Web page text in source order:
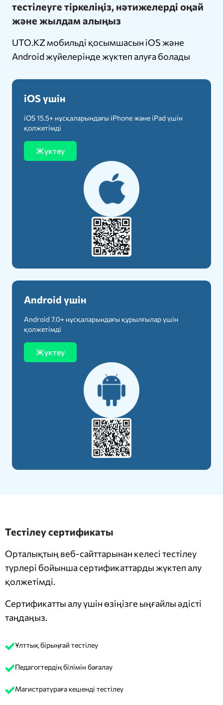
тестілеуге тіркеліңіз, нәтижелерді оңай
және жылдам алыңыз
UTO.KZ мобильді қосымшасын iOS және
Android жүйелерінде жүктеп алуға болады
iOS үшін
iOS 15.5+ нұсқаларындағы iPhone және iPad үшін
қолжетімді
Жүктеу
Android үшін
Android 7.0+ нұсқаларындағы құрылғылар үшін
қолжетімді
Жүктеу
Тестілеу сертификаты
Орталықтың веб-сайттарынан келесі тестілеу
түрлері бойынша сертификаттарды жүктеп алу
қолжетімді.
Сертификатты алу үшін өзіңізге ыңғайлы әдісті
таңдаңыз.
Ұлттық бірыңғай тестілеу
Педагогтердің білімін бағалау
Магистратураға кешенді тестілеу